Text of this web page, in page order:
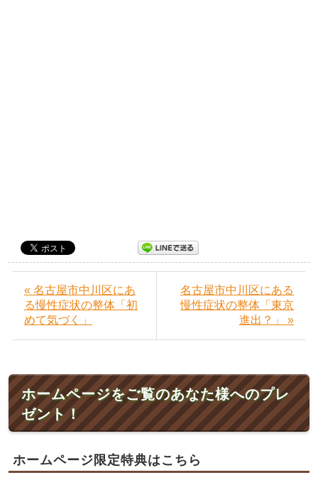
« 名古屋市中川区にあ
る慢性症状の整体「初
めて気づく」
名古屋市中川区にある
慢性症状の整体「東京
進出？」 »
ホームページをご覧のあなた様へのプレ
ゼント！
ホームページ限定特典はこちら